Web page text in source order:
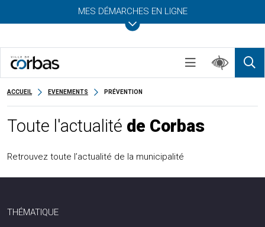
MES DÉMARCHES EN LIGNE
ACCUEIL EVENEMENTS PRÉVENTION
Toute l'actualité de Corbas
Retrouvez toute l’actualité de la municipalité
THÉMATIQUE